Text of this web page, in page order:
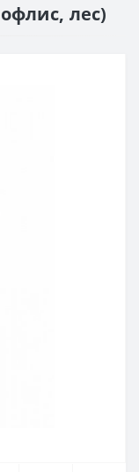
лес)